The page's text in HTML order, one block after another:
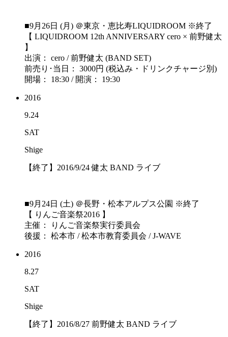
■9月26日 (月) ＠東京・恵比寿LIQUIDROOM ※終了
【 LIQUIDROOM 12th ANNIVERSARY cero × 前野健太
】
出演： cero / 前野健太 (BAND SET)
前売り･当日： 3000円 (税込み・ドリンクチャージ別)
開場： 18:30 / 開演： 19:30
2016
9.24
SAT
Shige
【終了】2016/9/24 健太 BAND ライブ
■9月24日 (土) ＠長野・松本アルプス公園 ※終了
【 りんご音楽祭2016 】
主催： りんご音楽祭実行委員会
後援： 松本市 / 松本市教育委員会 / J-WAVE
2016
8.27
SAT
Shige
【終了】2016/8/27 前野健太 BAND ライブ